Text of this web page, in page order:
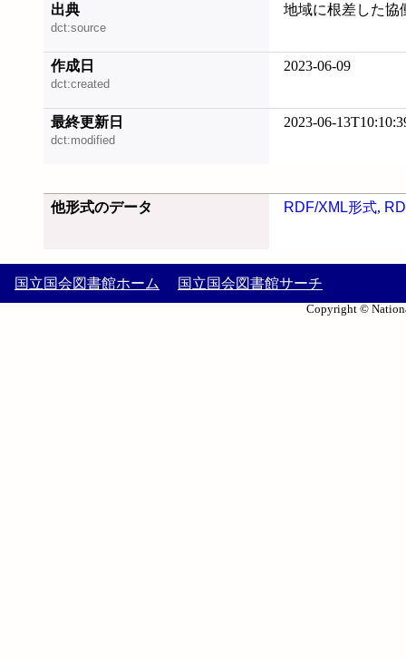
出典
dct:source
地域に根差した協
作成日
dct:created
2023-06-09
最終更新日
dct:modified
2023-06-
他形式のデータ RDF/XML形式,
国立国会図書館ホーム 国立国会図書館サーチ
Copyright ©